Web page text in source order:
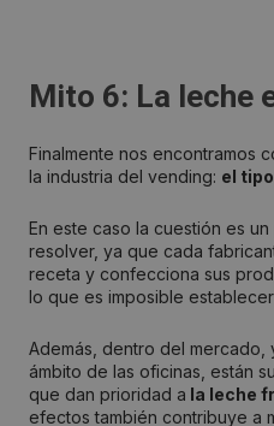
Mito 6: La leche
Finalmente nos encontramos
la industria del vending: el
En este caso la cuestión es
resolver, ya que cada
receta y confecciona sus
lo que es imposible
Además, dentro del mercado,
ámbito de las oficinas, están
que dan prioridad a la leche
efectos también contribuye a